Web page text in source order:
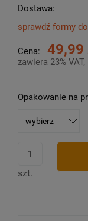
Dostawa:
Cena nie
sprawdź formy
Cena: 49,99
zawiera 23%
Opakowanie na
szt.